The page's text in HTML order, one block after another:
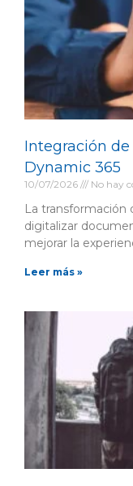
Integración
Dynamic 365
10/07/2026 No hay
La
digitalizar
mejorar la
Leer más »